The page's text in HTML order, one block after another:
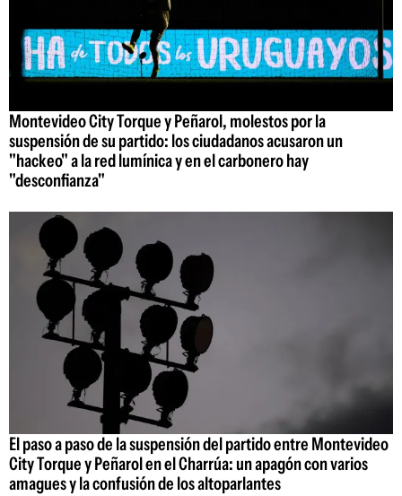
Montevideo City Torque y Peñarol, molestos por la
suspensión de su partido: los ciudadanos acusaron un
"hackeo" a la red lumínica y en el carbonero hay
"desconfianza"
El paso a paso de la suspensión del partido entre Montevideo
City Torque y Peñarol en el Charrúa: un apagón con varios
amagues y la confusión de los altoparlantes